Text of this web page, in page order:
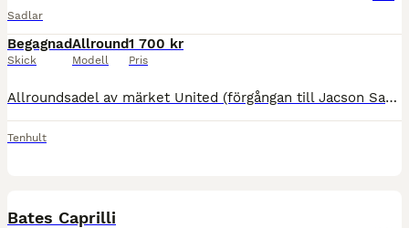
Sadlar
Begagnad
Skick
Allround
Modell
1 700 kr
Pris
Allroundsadel av märket United (förgångan till Jacson Santa Cruz) 17” brun . vid intresse ring / smsa 0735706732
Tenhult
Bates Caprilli